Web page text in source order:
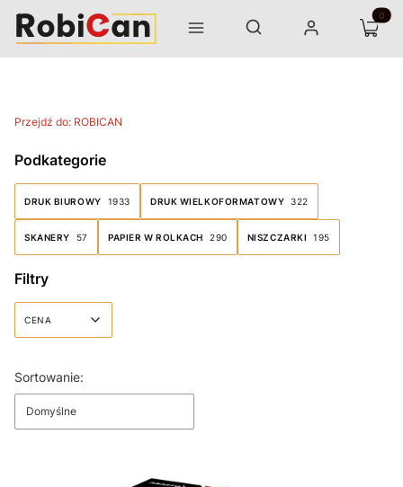
Menu Otwórz wyszukiwarkę
Szukaj Zaloguj się Koszyk
Przejdź do: ROBICAN
Podkategorie
DRUK BIUROWY 1933 DRUK WIELKOFORMATOWY 322
SKANERY 57 PAPIER W ROLKACH 290 NISZCZARKI 195
Filtry
CENA
Lista produktów
Sortowanie:
Domyślne